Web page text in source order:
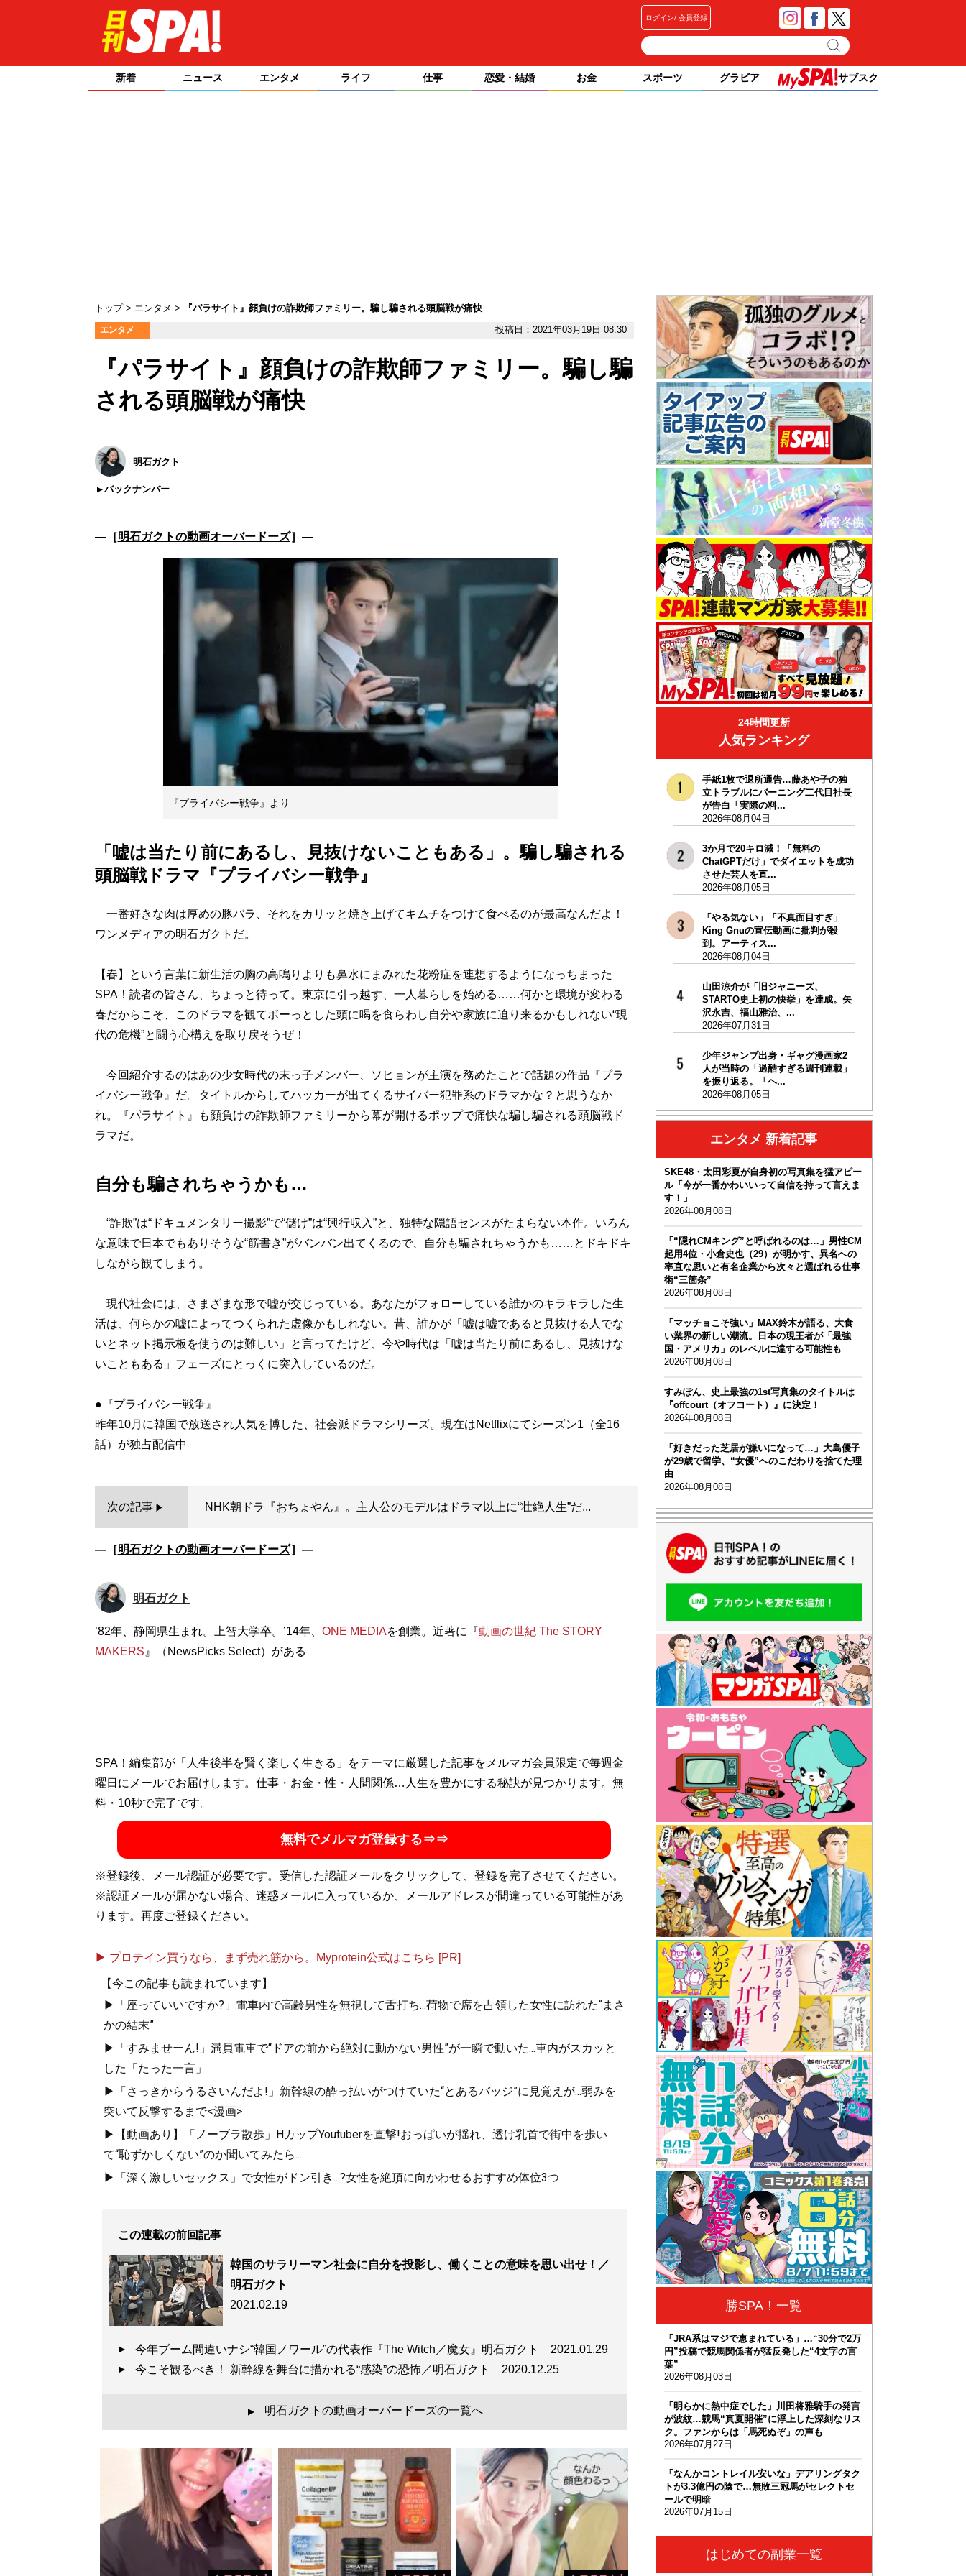
ログイン 会員登録
新着 ニュース エンタメ ライフ 仕事 恋愛・結婚 お金 スポーツ グラビア サブスク
トップ エンタメ 『パラサイト』顔負けの詐欺師ファミリー。騙し騙される頭脳戦が痛快
エンタメ 投稿日：2021年03月19日 08:30
『パラサイト』顔負けの詐欺師ファミリー。騙し騙
される頭脳戦が痛快
明石ガクト
バックナンバー
―［明石ガクトの動画オーバードーズ］―
『プライバシー戦争』より
「嘘は当たり前にあるし、見抜けないこともある」。騙し騙される
頭脳戦ドラマ『プライバシー戦争』
一番好きな肉は厚めの豚バラ、それをカリッと焼き上げてキムチをつけて食べるのが最高なんだよ！
ワンメディアの明石ガクトだ。
【春】という言葉に新生活の胸の高鳴りよりも鼻水にまみれた花粉症を連想するようになっちまった
SPA！読者の皆さん、ちょっと待って。東京に引っ越す、一人暮らしを始める……何かと環境が変わる
春だからこそ、このドラマを観てボーっとした頭に喝を食らわし自分や家族に迫り来るかもしれない“現
代の危機”と闘う心構えを取り戻そうぜ！
今回紹介するのはあの少女時代の末っ子メンバー、ソヒョンが主演を務めたことで話題の作品『プラ
イバシー戦争』だ。タイトルからしてハッカーが出てくるサイバー犯罪系のドラマかな？と思うなか
れ。『パラサイト』も顔負けの詐欺師ファミリーから幕が開けるポップで痛快な騙し騙される頭脳戦ド
ラマだ。
自分も騙されちゃうかも…
“詐欺”は“ドキュメンタリー撮影”で“儲け”は“興行収入”と、独特な隠語センスがたまらない本作。いろん
な意味で日本でもありそうな“筋書き”がバンバン出てくるので、自分も騙されちゃうかも……とドキドキ
しながら観てしまう。
現代社会には、さまざまな形で嘘が交じっている。あなたがフォローしている誰かのキラキラした生
活は、何らかの嘘によってつくられた虚像かもしれない。昔、誰かが「嘘は嘘であると見抜ける人でな
いとネット掲示板を使うのは難しい」と言ってたけど、今や時代は「嘘は当たり前にあるし、見抜けな
いこともある」フェーズにとっくに突入しているのだ。
●『プライバシー戦争』
昨年10月に韓国で放送され人気を博した、社会派ドラマシリーズ。現在はNetflixにてシーズン1（全16
次の記事 NHK朝ドラ『おちょやん』。主人公のモデルはドラマ以上に“壮絶人生”だ...
―［明石ガクトの動画オーバードーズ］―
明石ガクト
’82年、静岡県生まれ。上智大学卒。’14年、 ONE MEDIAを創業。近著に『動画の世紀 The STORY
MAKERS 』（NewsPicks Select）がある
SPA！編集部が「人生後半を賢く楽しく生きる」をテーマに厳選した記事をメルマガ会員限定で毎週金
曜日にメールでお届けします。仕事・お金・性・人間関係…人生を豊かにする秘訣が見つかります。無
料・10秒で完了です。
無料でメルマガ登録する⇒⇒
※登録後、メール認証が必要です。受信した認証メールをクリックして、登録を完了させてください。
※認証メールが届かない場合、迷惑メールに入っているか、メールアドレスが間違っている可能性があ
ります。再度ご登録ください。
▶ プロテイン買うなら、まず売れ筋から。Myprotein公式はこちら [PR]
【今この記事も読まれています】
▶「座っていいですか?」電車内で高齢男性を無視して舌打ち...荷物で席を占領した女性に訪れた“まさ
かの結末”
▶「すみませーん!」満員電車で“ドアの前から絶対に動かない男性”が一瞬で動いた...車内がスカッと
した「たった一言」
▶「さっきからうるさいんだよ!」新幹線の酔っ払いがつけていた“とあるバッジ”に見覚えが...弱みを
突いて反撃するまで<漫画>
▶【動画あり】「ノーブラ散歩」HカップYoutuberを直撃!おっぱいが揺れ、透け乳首で街中を歩い
て“恥ずかしくない”のか聞いてみたら...
▶「深く激しいセックス」で女性がドン引き...?女性を絶頂に向かわせるおすすめ体位3つ
この連載の前回記事
韓国のサラリーマン社会に自分を投影し、働くことの意味を思い出せ！／
明石ガクト
2021.02.19
今年ブーム間違いナシ“韓国ノワール”の代表作『The Witch／魔女』明石ガクト 2021.01.29
今こそ観るべき！ 新幹線を舞台に描かれる“感染”の恐怖／明石ガクト 2020.12.25
▲ 明石ガクトの動画オーバードーズの一覧へ
24時間更新
人気ランキング
手紙1枚で退所通告…藤あや子の独
立トラブルにバーニング二代目社長
が告白「実際の料...
2026年08月04日
3か月で20キロ減！「無料の
ChatGPTだけ」でダイエットを成功
させた芸人を直...
2026年08月05日
「やる気ない」「不真面目すぎ」
King Gnuの宣伝動画に批判が殺
到。アーティス...
2026年08月04日
山田涼介が「旧ジャニーズ、
STARTO史上初の快挙」を達成。矢
沢永吉、福山雅治、...
2026年07月31日
少年ジャンプ出身・ギャグ漫画家2
人が当時の「過酷すぎる週刊連載」
を振り返る。「ヘ...
2026年08月05日
エンタメ 新着記事
SKE48・太田彩夏が自身初の写真集を猛アピー
ル「今が一番かわいいって自信を持って言えま
す！」
2026年08月08日
「“隠れCMキング”と呼ばれるのは…」男性CM
起用4位・小倉史也（29）が明かす、異名への
率直な思いと有名企業から次々と選ばれる仕事
術“三箇条”
2026年08月08日
「マッチョこそ強い」MAX鈴木が語る、大食
い業界の新しい潮流。日本の現王者が「最強
国・アメリカ」のレベルに達する可能性も
2026年08月08日
すみぽん、史上最強の1st写真集のタイトルは
『offcourt（オフコート）』に決定！
2026年08月08日
「好きだった芝居が嫌いになって…」大島優子
が29歳で留学、“女優”へのこだわりを捨てた理
由
2026年08月08日
勝SPA！一覧
「JRA系はマジで恵まれている」…“30分で2万
円”投稿で競馬関係者が猛反発した“4文字の言
葉”
2026年08月03日
「明らかに熱中症でした」川田将雅騎手の発言
が波紋…競馬“真夏開催”に浮上した深刻なリス
ク。ファンからは「馬死ぬぞ」の声も
2026年07月27日
「なんかコントレイル安いな」デアリングタク
トが3.3億円の陰で…無敗三冠馬がセレクトセ
ールで明暗
2026年07月15日
はじめての副業一覧